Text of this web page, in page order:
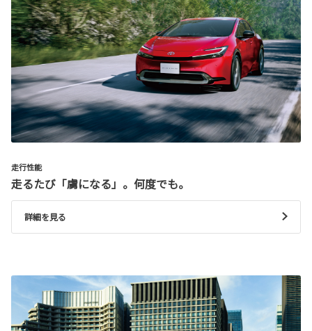
走行性能
走るたび「虜になる」。何度でも。
詳細を見る